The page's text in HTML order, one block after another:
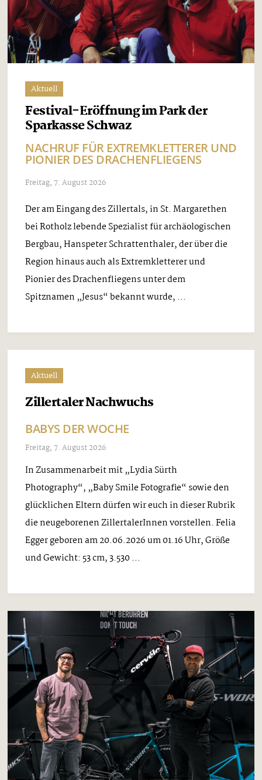
Aktuell
Festival-Eröffnung im Park der
Sparkasse Schwaz
NACHRUF FÜR EXTREMKLETTERER UND
PIONIER DES DRACHENFLIEGENS
Freitag, 7. August 2026
Der am Eingang des Zillertals, in St. Margarethen
bei Rotholz lebende Spezialist für archäologischen
Bergbau, Hanspeter Schrattenthaler, der über die
Region hinaus auch als Extremkletterer und
Pionier des Drachenfliegens unter dem
Spitznamen „Jesus“ bekannt wurde, ...
Aktuell
Zillertaler Nachwuchs
BABYS DER WOCHE
Freitag, 7. August 2026
In Zusammenarbeit mit „Lydia Sürth
Photography“, „Baby Smile Fotografie“ sowie den
glücklichen Eltern dürfen wir euch in dieser Rubrik
die neugeborenen ZillertalerInnen vorstellen. Felia
Egger geboren am 20.06.2026 um 01.16 Uhr, Größe
und Gewicht: 53 cm, 3.530 ...